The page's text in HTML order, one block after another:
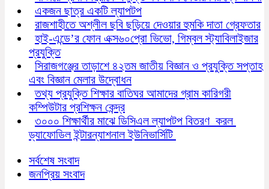
একজন ছাত্র একটি ল্যাপটপ
রাজশাহীতে অশ্লীল ছবি ছড়িয়ে দেওয়ার হুমকি দাতা গ্রেফতার
হাই-এন্ডে’র ফোন এক্স৬০প্রো ভিভো, গিম্বল স্ট্যাবিলাইজার
প্রযুক্তি
সিরাজগঞ্জের তাড়াশে ৪২তম জাতীয় বিজ্ঞান ও প্রযুক্তি সপ্তাহ
এবং বিজ্ঞান মেলার উদ্বোধন
তথ্য প্রযুক্তি শিক্ষার বাতিঘর আমাদের গ্রাম কারিগরী
কম্পিউটার প্রশিক্ষন কেন্দ্র
৩০০০ শিক্ষার্থীর মাঝে ডিসিএল ল্যাপটপ বিতরণ করল
ড্যাফোডিল ইন্টারন্যাশনাল ইউনিভার্সিটি
সর্বশেষ সংবাদ
জনপ্রিয় সংবাদ